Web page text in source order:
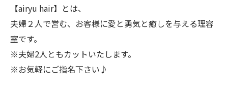
【airyu hair】とは、
夫婦２人で営む、お客様に愛と勇気と癒しを与える理容
室です。
※夫婦2人ともカットいたします。
※お気軽にご指名下さい♪